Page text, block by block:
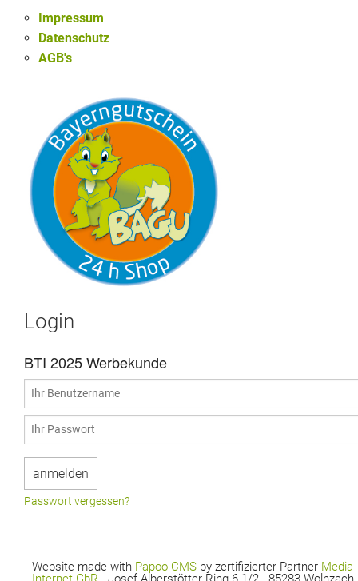
Impressum
Datenschutz
AGB's
Login
BTI 2025 Werbekunde
Passwort vergessen?
Website made with Papoo CMS by zertifizierter Partner Media